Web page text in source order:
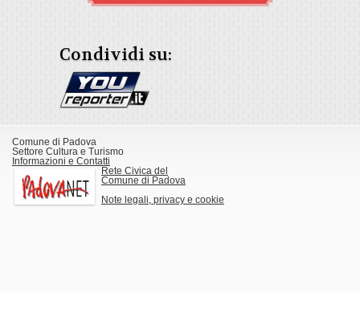
Condividi su:
Comune di Padova
Settore Cultura e Turismo
Informazioni e Contatti
Rete Civica del
Comune di Padova
Note legali, privacy e cookie